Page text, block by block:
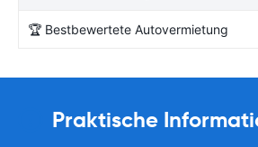
🏆 Bestbewertete Autovermietung
Praktische